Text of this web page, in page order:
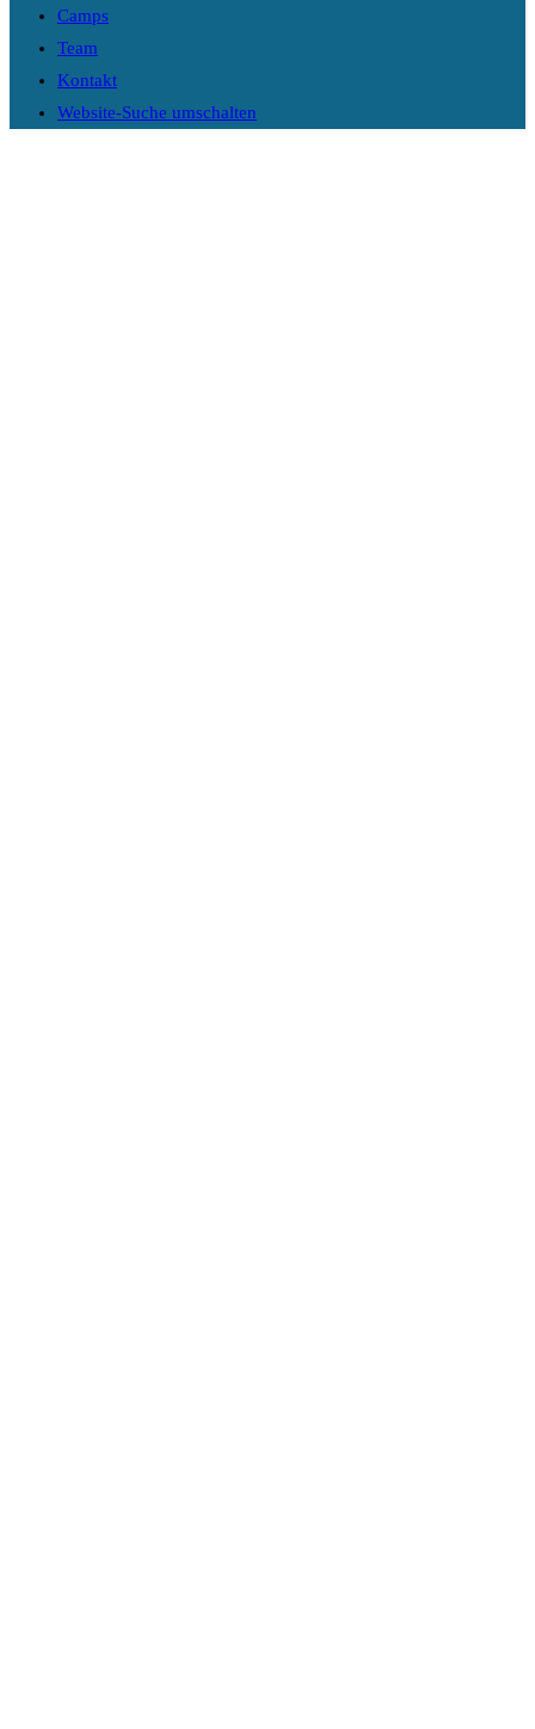
Camps
Team
Kontakt
Website-Suche umschalten